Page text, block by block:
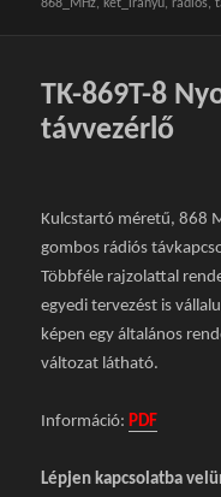
868_MHz, két_irányú , rádiós,
TK-869T-8
távvezérlő
Kulcstartó méretű, 868
gombos rádiós
Többféle rajzolattal
egyedi tervezést is
képen egy általános
változat látható.
Információ: PDF
Lépjen kapcsolatba